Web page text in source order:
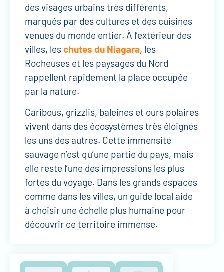
des visages urbains très différents,
marqués par des cultures et des cuisines
venues du monde entier. À l’extérieur des
villes, leschutes du Niagara, les
Rocheuses et les paysages du Nord
rappellent rapidement la place occupée
par la nature.
Caribous, grizzlis, baleines et ours polaires
vivent dans des écosystèmes très éloignés
les uns des autres. Cette immensité
sauvage n’est qu’une partie du pays, mais
elle reste l’une des impressions les plus
fortes du voyage. Dans les grands espaces
comme dans les villes, un guide local aide
à choisir une échelle plus humaine pour
découvrir ce territoire immense.